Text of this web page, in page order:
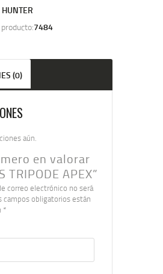
7484
(0)
aún.
en valorar
TRIPODE APEX”
correo electrónico no será
campos obligatorios están
*